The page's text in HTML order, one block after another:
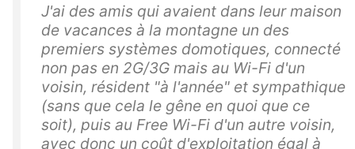
J'ai des amis qui avaient dans leur maison
de vacances à la montagne un des
premiers systèmes domotiques, connecté
non pas en 2G/3G mais au Wi-Fi d'un
voisin, résident "à l'année" et sympathique
(sans que cela le gêne en quoi que ce
soit), puis au Free Wi-Fi d'un autre voisin,
avec donc un coût d'exploitation égal à